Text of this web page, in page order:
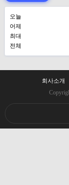
오늘
어제
최대
전체
회사소개